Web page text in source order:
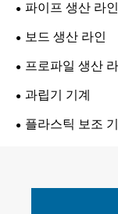
파이프 생산 라인
보드 생산 라인
프로파일 생산
과립기 기계
플라스틱 보조 기